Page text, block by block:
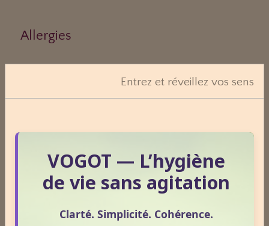
Allergies
Médecines Douces
Entrez et réveillez vos sens
VOGOT — L’hygiène
de vie sans agitation
Clarté. Simplicité. Cohérence.